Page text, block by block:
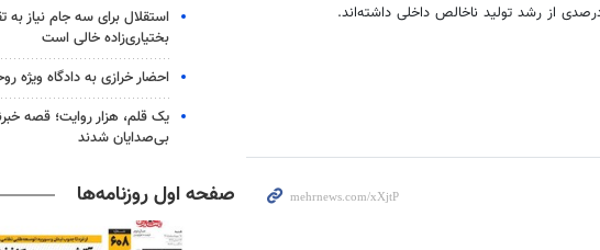
استقلال برای سه جام نیاز
بختیاری‌زاده خالی است
احضار خرازی به دادگاه ویژه
یک قلم، هزار روایت؛ قصه
بی‌صدایان شدند
صفحه اول روزنامه‌ها